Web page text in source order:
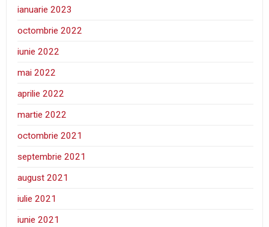
ianuarie 2023
octombrie 2022
iunie 2022
mai 2022
aprilie 2022
martie 2022
octombrie 2021
septembrie 2021
august 2021
iulie 2021
iunie 2021